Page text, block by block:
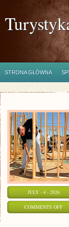
STRONA GŁÓWNA
JULY - 4 - 2026
COMMENTS OFFON